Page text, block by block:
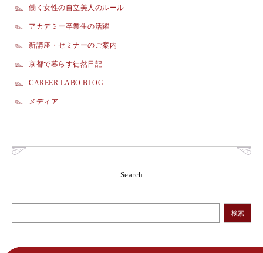
働く女性の自立美人のルール
アカデミー卒業生の活躍
新講座・セミナーのご案内
京都で暮らす徒然日記
CAREER LABO BLOG
メディア
Search
検索